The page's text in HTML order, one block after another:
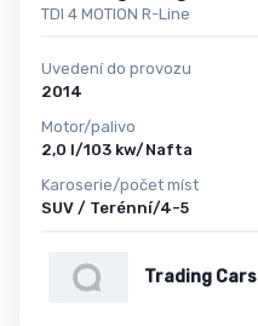
TDI 4 MOTION R-Line
Uvedení do provozu
2014
Motor/palivo
2,0 l/103 kw/Nafta
Karoserie/počet míst
SUV / Terénní/4-5
Trading Cars